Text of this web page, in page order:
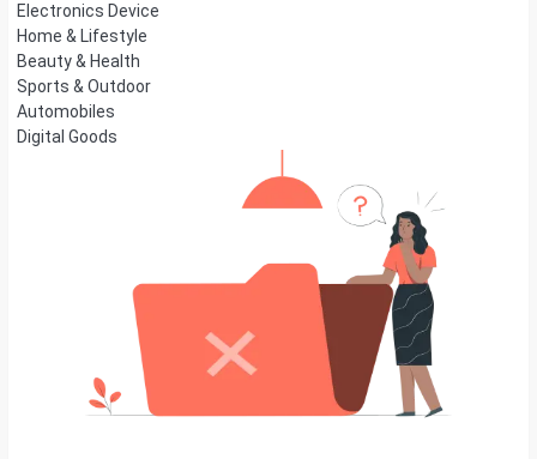
Electronics Device
Home & Lifestyle
Beauty & Health
Sports & Outdoor
Automobiles
Digital Goods